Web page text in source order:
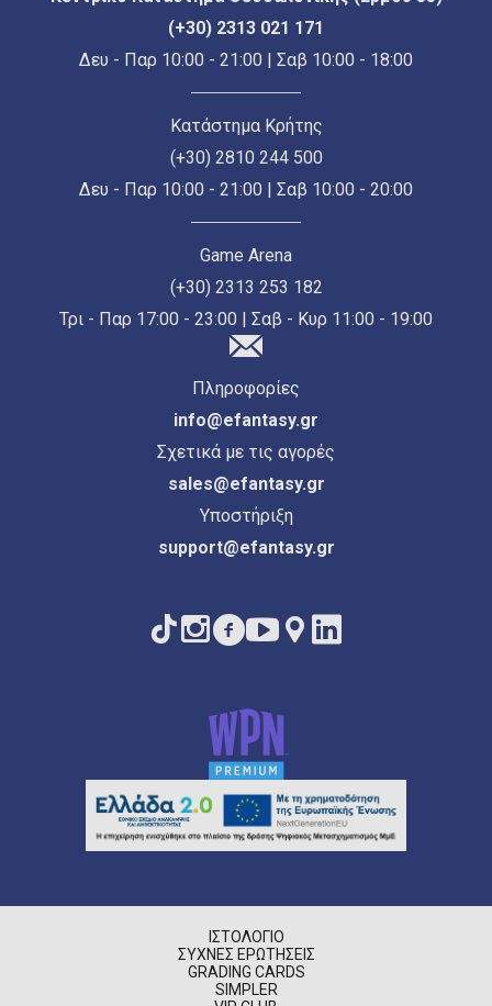
(+30) 2313 021 171
Δευ - Παρ 10:00 - 21:00 | Σαβ 10:00 - 18:00
Κατάστημα Κρήτης
(+30) 2810 244 500
Δευ - Παρ 10:00 - 21:00 | Σαβ 10:00 - 20:00
Game Arena
(+30) 2313 253 182
Τρι - Παρ 17:00 - 23:00 | Σαβ - Κυρ 11:00 - 19:00
Πληροφορίες
info@efantasy.gr
Σχετικά με τις αγορές
sales@efantasy.gr
Υποστήριξη
support@efantasy.gr
ΙΣΤΟΛΌΓΙΟ
ΣΥΧΝΈΣ ΕΡΩΤΉΣΕΙΣ
GRADING CARDS
SIMPLER